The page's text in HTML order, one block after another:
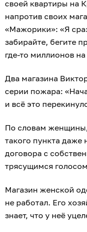
своей квартиры на
напротив своих
«Мажорики»: «Я
забирайте, бегите
где-то миллионов на
Два магазина
серии пожара:
и всё это
По словам
такого пункта даже
договора с
трясущимся
Магазин женской
не работал. Его
знает, что у неё